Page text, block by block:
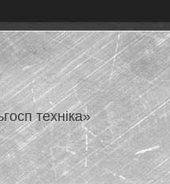
техніка»